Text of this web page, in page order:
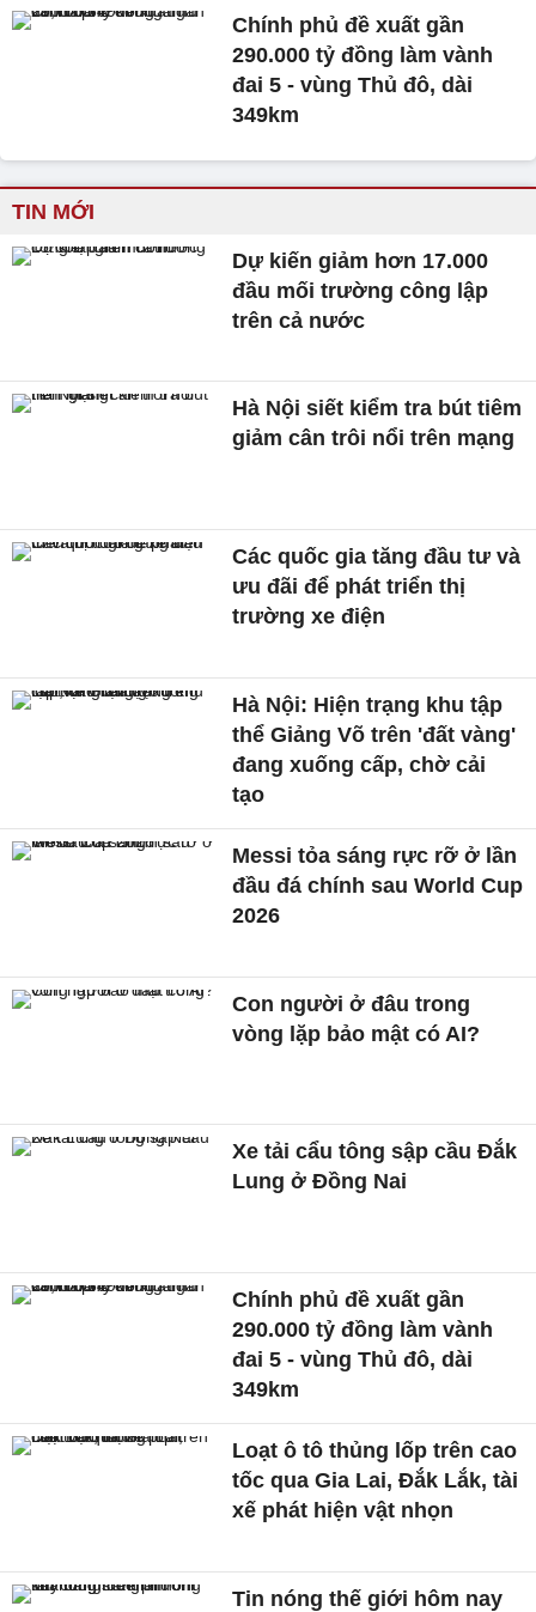
Chính phủ đề xuất gần
290.000 tỷ đồng làm vành
đai 5 - vùng Thủ đô, dài
349km
TIN MỚI
Dự kiến giảm hơn 17.000
đầu mối trường công lập
trên cả nước
Hà Nội siết kiểm tra bút tiêm
giảm cân trôi nổi trên mạng
Các quốc gia tăng đầu tư và
ưu đãi để phát triển thị
trường xe điện
Hà Nội: Hiện trạng khu tập
thể Giảng Võ trên 'đất vàng'
đang xuống cấp, chờ cải
tạo
Messi tỏa sáng rực rỡ ở lần
đầu đá chính sau World Cup
2026
Con người ở đâu trong
vòng lặp bảo mật có AI?
Xe tải cẩu tông sập cầu Đắk
Lung ở Đồng Nai
Chính phủ đề xuất gần
290.000 tỷ đồng làm vành
đai 5 - vùng Thủ đô, dài
349km
Loạt ô tô thủng lốp trên cao
tốc qua Gia Lai, Đắk Lắk, tài
xế phát hiện vật nhọn
Tin nóng thế giới hôm nay